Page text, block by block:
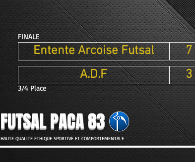
FUTSAL PACA 83
HAUTE QUALITE ETHIQUE SPORTIVE ET COMPORTEMENTALE
Entente Arcoise Futsal
A.D.F
FINALE
3/4 Place